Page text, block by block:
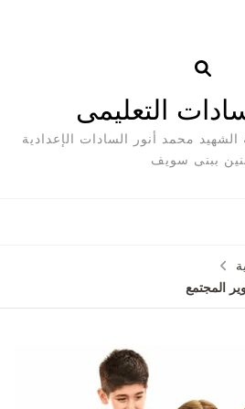
التعليمى
محمد أنور السادات الإعدادية
ببنى سويف
المجتمع